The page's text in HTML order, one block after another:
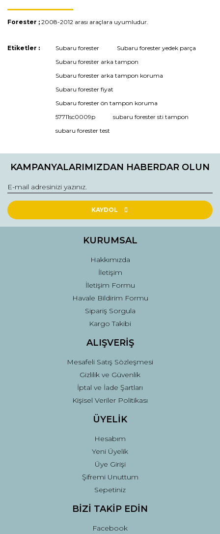
Forester ; 2008-2012 arası araçlara uyumludur.
Bu ürünün fiyat bilgisi, resim, ürün açıklamalarında ve diğer
kullanarak tarafımıza iletebilirsiniz.
Görüş ve önerileriniz için teşekkür ederiz.
Bu ürüne benzer farklı alternatifler olmalı.
Gönder
Etiketler : Subaru forester
Subaru forester yedek parça
Subaru forester arka tampon
Subaru forester arka tampon koruma
Subaru forester fiyat
Subaru forester ön tampon koruma
57711sc0009p
subaru forester sti tampon
subaru forester test
KAMPANYALARIMIZDAN HABERDAR OLUN
KAYDOL
KURUMSAL
Hakkımızda
İletişim
İletişim Formu
Havale Bildirim Formu
Sipariş Sorgula
Kargo Takibi
ALIŞVERİŞ
Mesafeli Satış Sözleşmesi
Gizlilik ve Güvenlik
İptal ve İade Şartları
Kişisel Veriler Politikası
ÜYELİK
Hesabım
Yeni Üyelik
Üye Girişi
Şifremi Unuttum
Sepetiniz
BİZİ TAKİP EDİN
Facebook